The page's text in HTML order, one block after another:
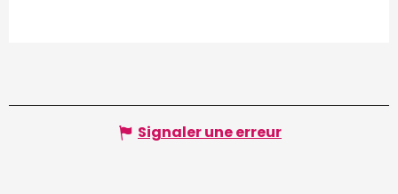
Signaler une erreur